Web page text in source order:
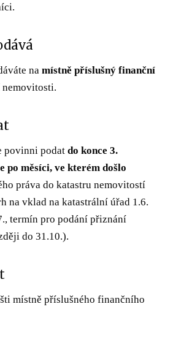
namístně příslušný finanční
povinni podatdo konce 3.
po měsíci, ve kterém došlo
práva do katastru nemovitostí
na vklad na katastrální úřad 1.6.
termín pro podání přiznání
do 31.10.).
místně příslušného finančního